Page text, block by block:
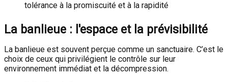
tolérance à la promiscuité et à la rapidité
La banlieue : l'espace et la prévisibilité
La banlieue est souvent perçue comme un sanctuaire. C’est le
choix de ceux qui privilégient le contrôle sur leur
environnement immédiat et la décompression.